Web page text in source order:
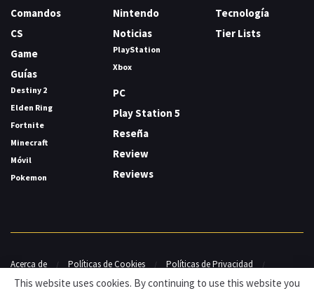
Comandos
CS
Game
Guías
Destiny 2
Elden Ring
Fortnite
Minecraft
Móvil
Pokemon
Nintendo
Noticias
PlayStation
Xbox
PC
Play Station 5
Reseña
Review
Reviews
Tecnología
Tier Lists
Acerca de Políticas de Cookies
Políticas de Privacidad
Contacto
This website uses cookies. By continuing to use this website you